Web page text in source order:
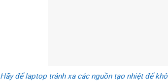
Hãy để laptop tránh xa các nguồn tạo nhiệt để